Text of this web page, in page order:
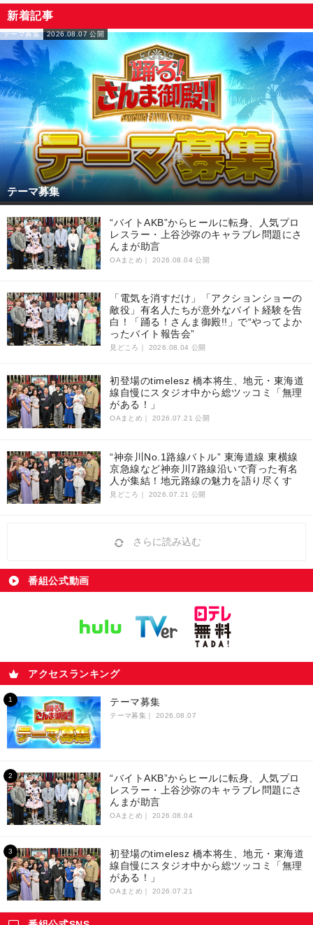
新着記事
テーマ募集
テーマ募集 2026.08.07 公開
“バイトAKB”からヒールに転身、人気プロ
レスラー・上谷沙弥のキャラブレ問題にさ
んまが助言
OAまとめ｜ 2026.08.04 公開
「電気を消すだけ」「アクションショーの
敵役」有名人たちが意外なバイト経験を告
白！「踊る！さんま御殿!!」で“やってよか
ったバイト報告会”
見どころ｜ 2026.08.04 公開
初登場のtimelesz 橋本将生、地元・東海道
線自慢にスタジオ中から総ツッコミ「無理
がある！」
OAまとめ｜ 2026.07.21 公開
“神奈川No.1路線バトル” 東海道線 東横線
京急線など神奈川7路線沿いで育った有名
人が集結！地元路線の魅力を語り尽くす
見どころ｜ 2026.07.21 公開
さらに読み込む
番組公式動画
アクセスランキング
テーマ募集
テーマ募集｜ 2026.08.07
“バイトAKB”からヒールに転身、人気プロ
レスラー・上谷沙弥のキャラブレ問題にさ
んまが助言
OAまとめ｜ 2026.08.04
初登場のtimelesz 橋本将生、地元・東海道
線自慢にスタジオ中から総ツッコミ「無理
がある！」
OAまとめ｜ 2026.07.21